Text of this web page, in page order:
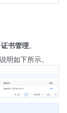
证书管理。
明如下所示。